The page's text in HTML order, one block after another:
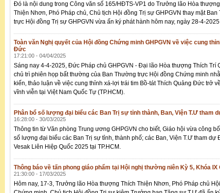
Đó là nội dung trong Công văn số 165/HĐTS-VP1 do Trưởng lão Hòa
Thiện Nhơn, Phó Pháp chủ, Chủ tịch Hội đồng Trị sự GHPGVN thay mặt
trực Hội đồng Trị sự GHPGVN vừa ấn ký phát hành hôm nay, ngày 28-4-
Toàn văn Nghị quyết của Hội đồng Chứng minh GHPGVN về việc cung
Đức
17:21:00 - 04/04/2025
Sáng nay 4-4-2025, Đức Pháp chủ GHPGVN - Đại lão Hòa thượng Thích Trí
chủ trì phiên họp bất thường của Ban Thường trực Hội đồng Chứng minh
kiến, thảo luận về việc cung thỉnh xá-lợi trái tim Bồ-tát Thích Quảng Đức trở
vĩnh viễn tại Việt Nam Quốc Tự (TP.HCM).
Phân bổ số lượng đại biểu các Ban Trị sự tỉnh thành, Ban, Viện T.Ư tham
16:28:00 - 30/03/2025
Thông tin từ Văn phòng Trung ương GHPGVN cho biết, Giáo hội vừa công
số lượng đại biểu các Ban Trị sự tỉnh, thành phố; các Ban, Viện T.Ư tham dự
Vesak Liên Hiệp Quốc 2025 tại TP.HCM.
Thông báo về tấn phong giáo phẩm tại Hội nghị thường niên Kỳ 5, Khóa IX
21:30:00 - 17/03/2025
Hôm nay, 17-3, Trưởng lão Hòa thượng Thích Thiện Nhơn, Phó Pháp chủ